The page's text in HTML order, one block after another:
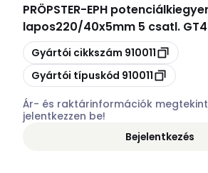
PRÖPSTER-EPH
lapos220/40x5mm 5 csatl.
Másolás
Gyártói cikkszám 910011
Másolás
Gyártói típuskód 910011
Ár- és raktárinformációk
jelentkezzen be!
Bejelentkezés